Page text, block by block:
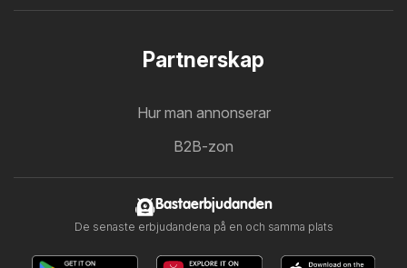
Partnerskap
Hur man annonserar
B2B-zon
Bastaerbjudanden
De senaste erbjudandena på en och samma plats